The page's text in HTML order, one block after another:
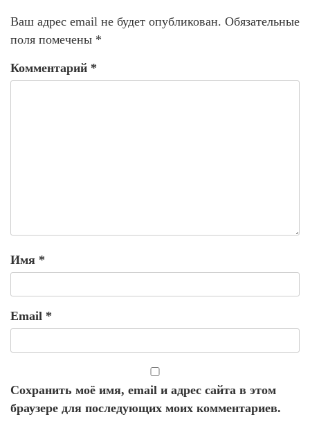
Ваш адрес email не будет опубликован. Обязательные
поля помечены *
Комментарий *
Имя *
Email *
Сохранить моё имя, email и адрес сайта в этом
браузере для последующих моих комментариев.